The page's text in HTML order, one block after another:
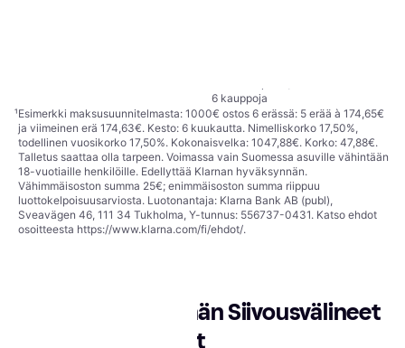
6 kauppoja
¹Esimerkki maksusuunnitelmasta: 1000€ ostos 6 erässä: 5 erää à 174,65€
ja viimeinen erä 174,63€. Kesto: 6 kuukautta. Nimelliskorko 17,50%,
todellinen vuosikorko 17,50%. Kokonaisvelka: 1047,88€. Korko: 47,88€.
Talletus saattaa olla tarpeen. Voimassa vain Suomessa asuville vähintään
18-vuotiaille henkilöille. Edellyttää Klarnan hyväksynnän.
Vähimmäisoston summa 25€; enimmäisoston summa riippuu
luottokelpoisuusarviosta. Luotonantaja: Klarna Bank AB (publ),
Sveavägen 46, 111 34 Tukholma, Y-tunnus: 556737-0431. Katso ehdot
osoitteesta https://www.klarna.com/fi/ehdot/.
Suositut haut sisään Siivousvälineet
ja Puhdistusaineet